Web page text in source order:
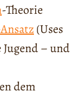
-Theorie
(Uses
– und
dem